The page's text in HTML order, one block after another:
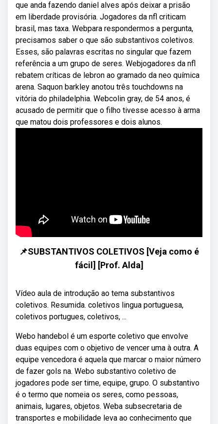
que anda fazendo daniel alves após deixar a prisão
em liberdade provisória. Jogadores da nfl criticam
brasil, mas taxa. Webpara respondermos a pergunta,
precisamos saber o que são substantivos coletivos.
Esses, são palavras escritas no singular que fazem
referência a um grupo de seres. Webjogadores da nfl
rebatem críticas de lebron ao gramado da neo química
arena. Saquon barkley anotou três touchdowns na
vitória do philadelphia. Webcolin gray, de 54 anos, é
acusado de permitir que o filho tivesse acesso à arma
que matou dois professores e dois alunos.
📌SUBSTANTIVOS COLETIVOS [Veja como é
fácil] [Prof. Alda]
Vídeo aula de introdução ao tema substantivos
coletivos. Resumida. coletivos lingua portuguesa,
coletivos portugues, coletivos, ...
Webo handebol é um esporte coletivo que envolve
duas equipes com o objetivo de vencer uma à outra. A
equipe vencedora é aquela que marcar o maior número
de fazer gols na. Webo substantivo coletivo de
jogadores pode ser time, equipe, grupo. O substantivo
é o termo que nomeia os seres, como pessoas,
animais, lugares, objetos. Weba subsecretaria de
transportes e mobilidade leva ao conhecimento que